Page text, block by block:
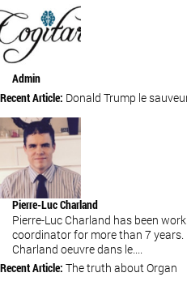
Admin
Recent Article: Donald Trump le
Pierre-Luc Charland
Pierre-Luc Charland has been
coordinator for more than 7 years.
Charland oeuvre dans le....
Recent Article: The truth about Organ